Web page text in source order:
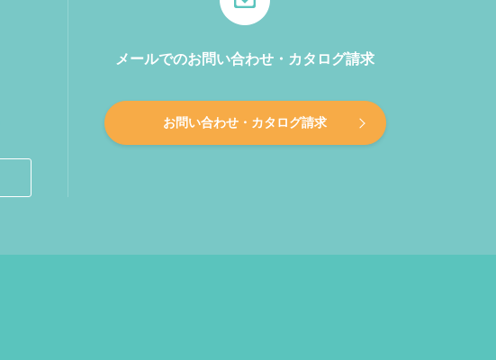
メールでのお問い合わせ・カタログ請求
お問い合わせ・カタログ請求